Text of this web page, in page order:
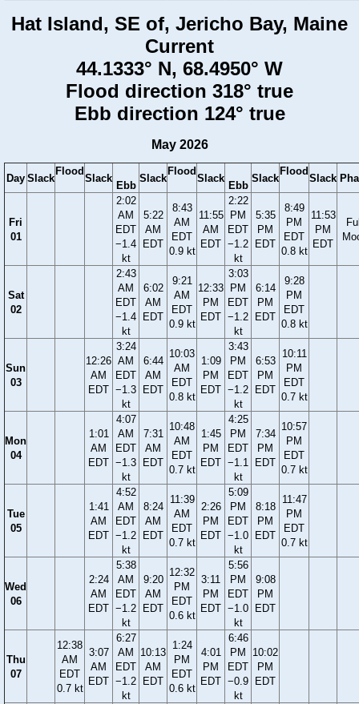
Hat Island, SE of, Jericho Bay, Maine
Current
44.1333° N, 68.4950° W
Flood direction 318° true
Ebb direction 124° true
May 2026
Day Slack
Flood
Slack
Ebb
Slack
Flood
Slack
Ebb
Slack
Flood
Slack
Fri
01
2:02
AM
EDT
−1.4
kt
5:22
AM
EDT
8:43
AM
EDT
0.9 kt
11:55
AM
EDT
2:22
PM
EDT
−1.2
kt
5:35
PM
EDT
8:49
PM
EDT
0.8 kt
11:53
PM
EDT
Sat
02
2:43
AM
EDT
−1.4
kt
6:02
AM
EDT
9:21
AM
EDT
0.9 kt
12:33
PM
EDT
3:03
PM
EDT
−1.2
kt
6:14
PM
EDT
9:28
PM
EDT
0.8 kt
Sun
03
12:26
AM
EDT
3:24
AM
EDT
−1.3
kt
6:44
AM
EDT
10:03
AM
EDT
0.8 kt
1:09
PM
EDT
3:43
PM
EDT
−1.2
kt
6:53
PM
EDT
10:11
PM
EDT
0.7 kt
Mon
04
1:01
AM
EDT
4:07
AM
EDT
−1.3
kt
7:31
AM
EDT
10:48
AM
EDT
0.7 kt
1:45
PM
EDT
4:25
PM
EDT
−1.1
kt
7:34
PM
EDT
10:57
PM
EDT
0.7 kt
Tue
05
1:41
AM
EDT
4:52
AM
EDT
−1.2
kt
8:24
AM
EDT
11:39
AM
EDT
0.7 kt
2:26
PM
EDT
5:09
PM
EDT
−1.0
kt
8:18
PM
EDT
11:47
PM
EDT
0.7 kt
Wed
06
2:24
AM
EDT
5:38
AM
EDT
−1.2
kt
9:20
AM
EDT
12:32
PM
EDT
0.6 kt
3:11
PM
EDT
5:56
PM
EDT
−1.0
kt
9:08
PM
EDT
Thu
07
12:38
AM
EDT
0.7 kt
3:07
AM
EDT
6:27
AM
EDT
−1.2
kt
10:13
AM
EDT
1:24
PM
EDT
0.6 kt
4:01
PM
EDT
6:46
PM
EDT
−0.9
kt
10:02
PM
EDT